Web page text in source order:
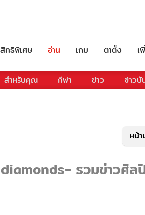
สิทธิพิเศษ อ่าน เกม ตาตั้ง เ
สำหรับคุณ กีฬา ข่าว ข่าวบั
หน้
diamonds- รวมข่าวศิล